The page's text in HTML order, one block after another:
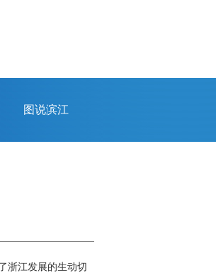
图说滨江
浙江发展的生动切